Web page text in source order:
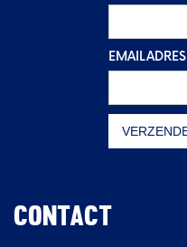
CONTACT
EMAILADRES